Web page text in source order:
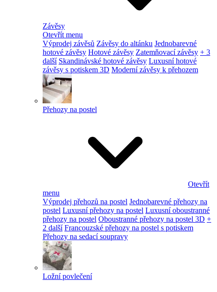
Závěsy
Otevřít menu
Výprodej závěsů Závěsy do altánku Jednobarevné
hotové závěsy Hotové závěsy Zatemňovací závěsy + 3
další Skandinávské hotové závěsy Luxusní hotové
závěsy s potiskem 3D Moderní závěsy k přehozem
Přehozy na postel
Otevřít
menu
Výprodej přehozů na postel Jednobarevné přehozy na
postel Luxusní přehozy na postel Luxusní oboustranné
přehozy na postel Oboustranné přehozy na postel 3D +
2 další Francouzské přehozy na postel s potiskem
Přehozy na sedací soupravy
Ložní povlečení